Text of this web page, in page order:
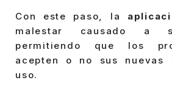
Con este paso, la
malestar causado a
permitiendo que los
acepten o no sus nuevas
uso.